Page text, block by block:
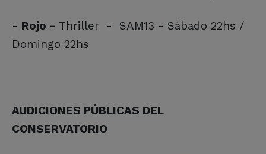
- Rojo - Thriller - SAM13 - Sábado 22hs /
Domingo 22hs
AUDICIONES PÚBLICAS DEL
CONSERVATORIO